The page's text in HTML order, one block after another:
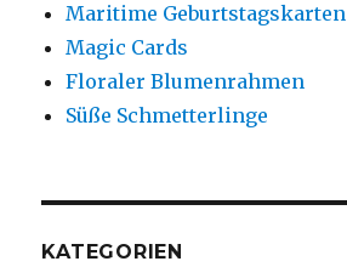
Maritime Geburtstagskarten
Magic Cards
Floraler Blumenrahmen
Süße Schmetterlinge
KATEGORIEN